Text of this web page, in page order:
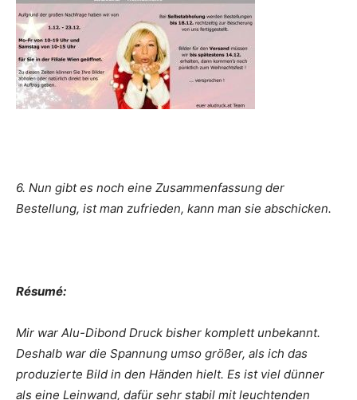
6. Nun gibt es noch eine Zusammenfassung der
Bestellung, ist man zufrieden, kann man sie abschicken.
Résumé:
Mir war Alu-Dibond Druck bisher komplett unbekannt.
Deshalb war die Spannung umso größer, als ich das
produzierte Bild in den Händen hielt. Es ist viel dünner
als eine Leinwand, dafür sehr stabil mit leuchtenden